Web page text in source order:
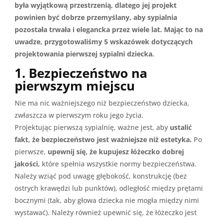
była wyjątkową przestrzenią, dlatego jej projekt
powinien być dobrze przemyślany, aby sypialnia
pozostała trwała i elegancka przez wiele lat. Mając to na
uwadze, przygotowaliśmy 5 wskazówek dotyczących
projektowania pierwszej sypialni dziecka.
1. Bezpieczeństwo na
pierwszym miejscu
Nie ma nic ważniejszego niż bezpieczeństwo dziecka,
zwłaszcza w pierwszym roku jego życia.
Projektując pierwszą sypialnię, ważne jest, aby ustalić
fakt, że bezpieczeństwo jest ważniejsze niż estetyka. Po
pierwsze, upewnij się, że kupujesz łóżeczko dobrej
jakości, które spełnia wszystkie normy bezpieczeństwa.
Należy wziąć pod uwagę głębokość, konstrukcję (bez
ostrych krawędzi lub punktów), odległość między prętami
bocznymi (tak, aby głowa dziecka nie mogła między nimi
wystawać). Należy również upewnić się, że łóżeczko jest